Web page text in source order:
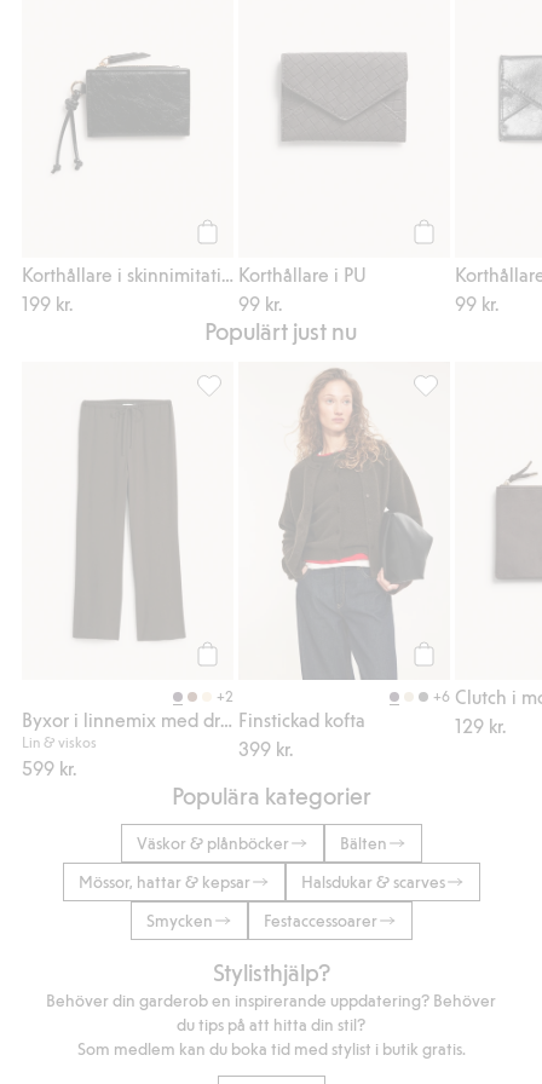
199 kr.
Korthållare i PU
99 kr.
99 kr.
Populärt just nu
+2
Lin & viskos
599 kr.
Byxor i linnemix med dragsko, Lägg till i
+6
Finstickad kofta
399 kr.
Clutch i
129 kr.
Populära kategorier
Väskor & plånböcker
Bälten
Mössor, hattar & kepsar
Halsdukar & scarves
Smycken
Festaccessoarer
Stylisthjälp?
Behöver din garderob en inspirerande uppdatering? Behöver
du tips på att hitta din stil?
Som medlem kan du boka tid med stylist i butik gratis.